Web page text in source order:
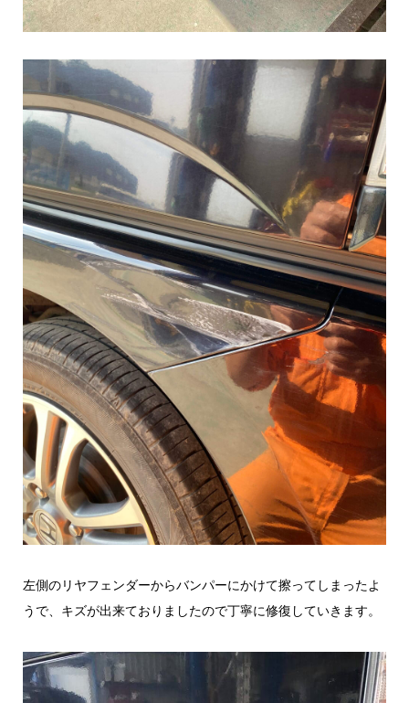
左側のリヤフェンダーからバンパーにかけて擦ってしまったよ
うで、キズが出来ておりましたので丁寧に修復していきます。